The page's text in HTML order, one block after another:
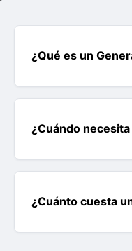
¿Qué es un
¿Cuándo
¿Cuánto cuesta